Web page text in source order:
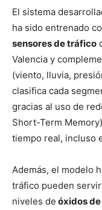
El sistema
ha sido entrenado
sensores de tráfico
Valencia y
(viento, lluvia,
clasifica cada
gracias al uso de
Short-Term
tiempo real, incluso
Además, el modelo
tráfico pueden
niveles de óxidos